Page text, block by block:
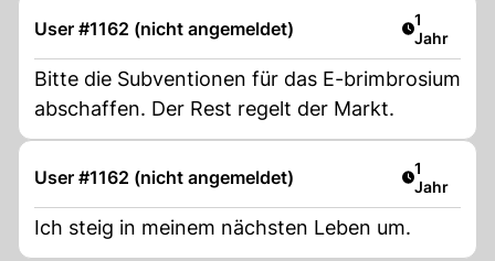
User #1162 (nicht angemeldet) Artikel
1
Jahr
Bitte die Subventionen für das E-brimbrosium
abschaffen. Der Rest regelt der Markt.
User #1162 (nicht angemeldet) Artikel
1
Jahr
Ich steig in meinem nächsten Leben um.